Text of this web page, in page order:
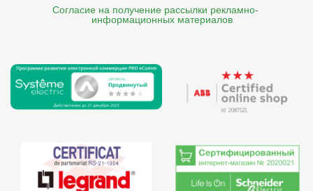
Согласие на получение рассылки рекламно-
    информационных материалов